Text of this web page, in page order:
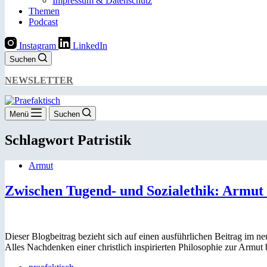
Themen
Podcast
Instagram LinkedIn
Suchen
NEWSLETTER
Menü Suchen
Schlagwort Patristik
Armut
Zwischen Tugend- und Sozialethik:
Dieser Blogbeitrag bezieht sich auf einen ausführlichen Beitrag im
Alles Nachdenken einer christlich inspirierten Philosophie zur